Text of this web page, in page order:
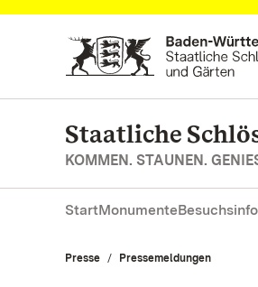
Zum Hauptinhalt springen
Staatliche
KOMMEN. STAUNEN.
StartMonumente
Presse Pressemeldungen